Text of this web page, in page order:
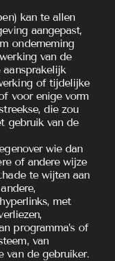
kan te allen
aangepast,
onderneming
van de
of tijdelijke
voor enige vorm
die zou
gebruik van de
wie dan
of andere wijze
te wijten aan
met
programma’s of
van
van de gebruiker.